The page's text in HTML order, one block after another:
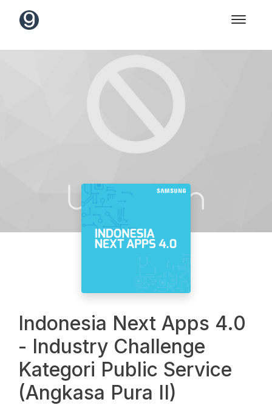
Indonesia Next Apps 4.0
- Industry Challenge
Kategori Public Service
(Angkasa Pura II)